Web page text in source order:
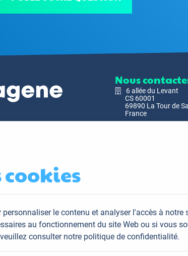
Nous
6 allée du Levant
CS 60001
69890 La Tour de
France
cookies
le contenu et analyser l'accès à notre
au fonctionnement du site Web ou si vous
veuillez consulter notre politique de confidentialité.